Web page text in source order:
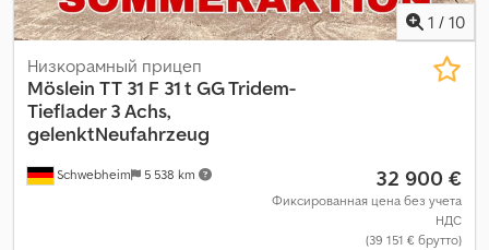
1 / 10
Schwebheim 5 538 km
Низкорамный прицеп
Möslein TT 31 F 31 t GG Tridem-
Tieflader 3 Achs,
gelenktNeufahrzeug
32 900 €
Фиксированная цена без учета
НДС
(39 151 € брутто)